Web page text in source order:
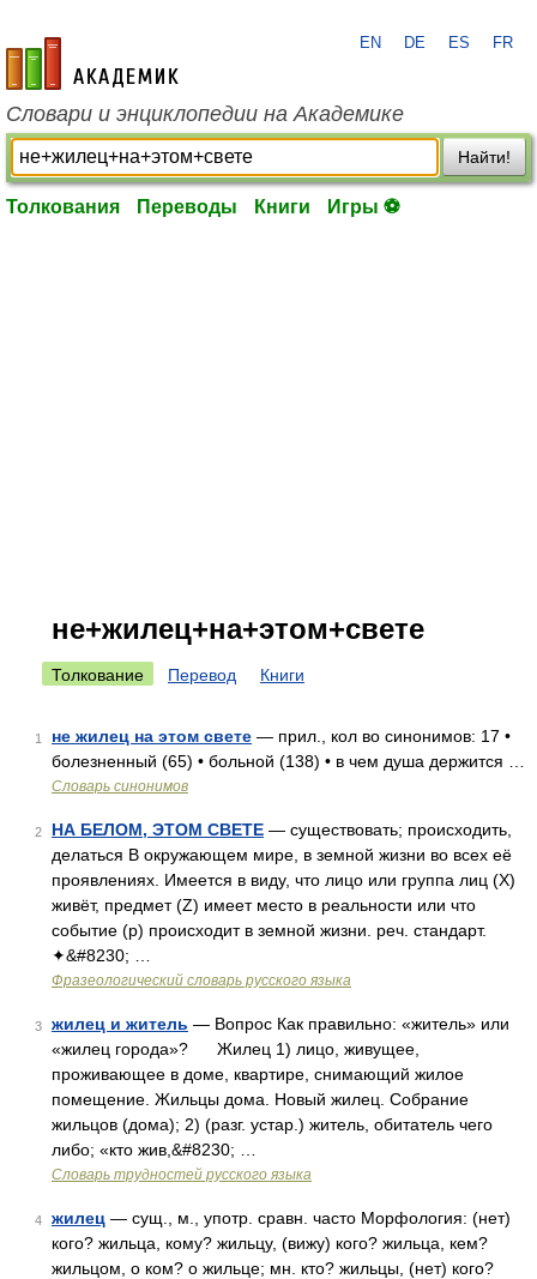
academic.ru
EN DE ES FR
Словари и энциклопедии на Академике
Найти!
Толкования Переводы Книги Игры ⚽
не+жилец+на+этом+свете
Толкование Перевод Книги
1 не жилец на этом свете — прил., кол во синонимов: 17 •
болезненный (65) • больной (138) • в чем душа держится …
Словарь синонимов
2 НА БЕЛОМ, ЭТОМ СВЕТЕ — существовать; происходить,
делаться В окружающем мире, в земной жизни во всех её
проявлениях. Имеется в виду, что лицо или группа лиц (X)
живёт, предмет (Z) имеет место в реальности или что
событие (p) происходит в земной жизни. реч. стандарт.
✦&#8230; …
Фразеологический словарь русского языка
3 жилец и житель — Вопрос Как правильно: «житель» или
«жилец города»? Жилец 1) лицо, живущее,
проживающее в доме, квартире, снимающий жилое
помещение. Жильцы дома. Новый жилец. Собрание
жильцов (дома); 2) (разг. устар.) житель, обитатель чего
либо; «кто жив,&#8230; …
Словарь трудностей русского языка
4 жилец — сущ., м., употр. сравн. часто Морфология: (нет)
кого? жильца, кому? жильцу, (вижу) кого? жильца, кем?
жильцом, о ком? о жильце; мн. кто? жильцы, (нет) кого?